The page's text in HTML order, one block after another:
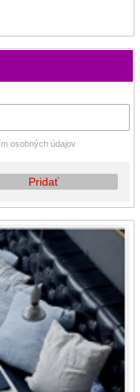
osobných údajov
Pridať